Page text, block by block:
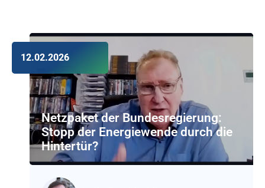
Netzpaket der Bundesregierung:
Stopp der Energiewende durch die
Hintertür?
12.02.2026